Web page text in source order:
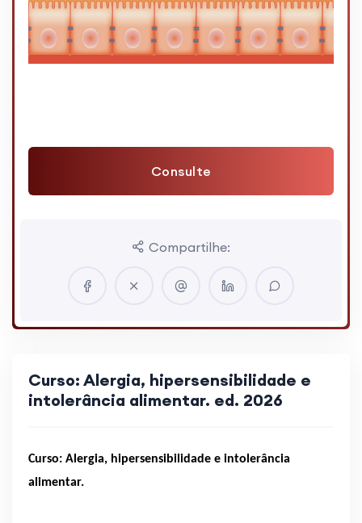
Consulte
Compartilhe:
Curso: Alergia, hipersensibilidade e
intolerância alimentar. ed. 2026
Curso: Alergia, hipersensibilidade e intolerância
alimentar.